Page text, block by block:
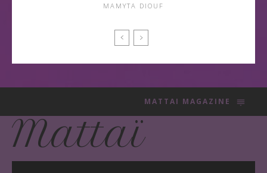
MAMYTA DIOUF
MATTAI MAGAZINE
Mattaï